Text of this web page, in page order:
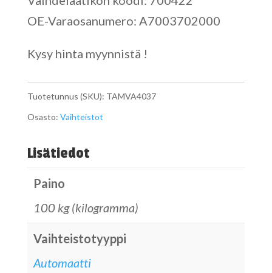
OE-Varaosanumero: A7003702000
Kysy hinta myynnistä !
Tuotetunnus (SKU): TAMVA4037
Osasto: Vaihteistot
Lisätiedot
Paino
100 kg (kilogramma)
Vaihteistotyyppi
Automaatti